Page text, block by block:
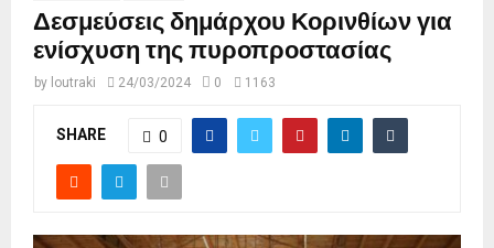
Δεσμεύσεις δημάρχου Κορινθίων για
ενίσχυση της πυροπροστασίας
by loutraki 24/03/2024 0 1163
SHARE 0